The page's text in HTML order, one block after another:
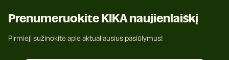
Prenumeruokite KIKA naujienlaiškį
Pirmieji sužinokite apie aktualiausius pasiūlymus!